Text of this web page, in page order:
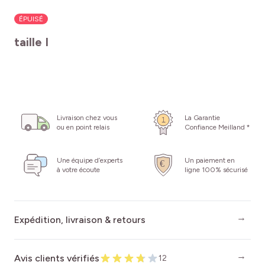
ÉPUISÉ
taille I
Livraison chez vous
ou en point relais
La Garantie
Confiance Meilland *
Une équipe d’experts
à votre écoute
Un paiement en
ligne 100% sécurisé
Expédition, livraison & retours
Avis clients vérifiés 12